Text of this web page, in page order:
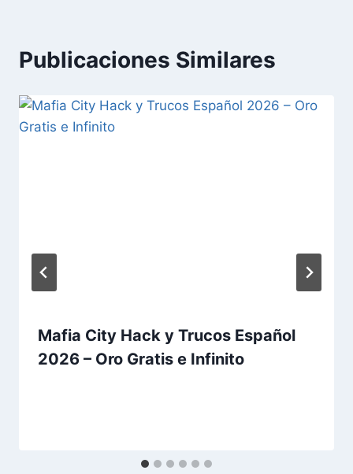
Publicaciones Similares
Mafia City Hack y Trucos Español
2026 – Oro Gratis e Infinito